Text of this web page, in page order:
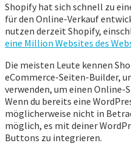
Shopify hat sich schnell zu
für den Online-Verkauf
nutzen derzeit Shopify,
eine Million Websites des
Die meisten Leute kennen
eCommerce-Seiten-Builder,
verwenden, um einen Online-
Wenn du bereits eine
möglicherweise nicht in
möglich, es mit deiner
Buttons zu integrieren.